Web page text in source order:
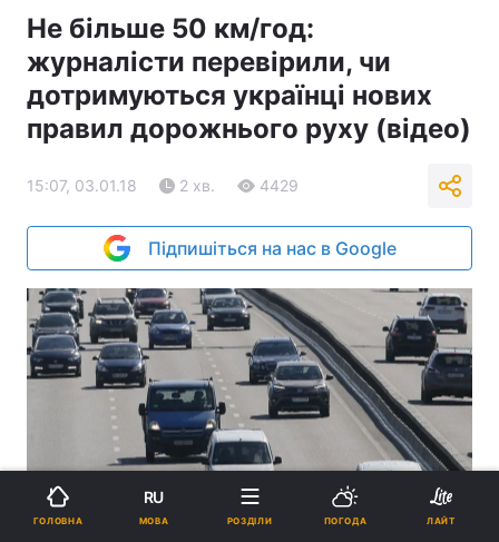
Не більше 50 км/год:
журналісти перевірили, чи
дотримуються українці нових
правил дорожнього руху (відео)
15:07, 03.01.18 2 хв. 4429
Підпишіться на нас в Google
Ілюстрація REUTERS
ГОЛОВНА
RU
МОВА РОЗДІЛИ ПОГОДА ЛАЙТ